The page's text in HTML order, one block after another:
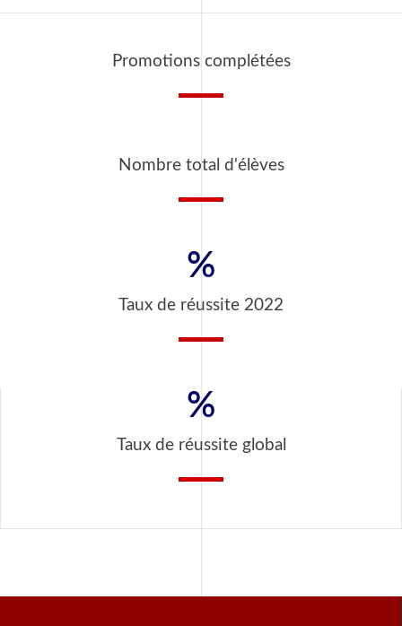
Promotions complétées
Nombre total d'élèves
Taux de réussite 2022
%
Taux de réussite global
%